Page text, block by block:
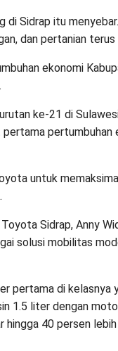
di Sidrap itu
dan pertanian terus
ekonomi
ke-21 di
pertumbuhan
untuk
Sidrap, Anny
solusi mobilitas
pertama di
1.5 liter dengan
hingga 40 persen